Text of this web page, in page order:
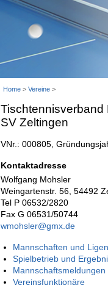
Home > Vereine >
Tischtennisverband
SV Zeltingen
VNr.: 000805,
Kontaktadresse
Wolfgang Mohsler
Weingartenstr. 56, 54492
Tel P 06532/2820
Fax G 06531/50744
wmohsler@gmx.de
Mannschaften und
Spielbetrieb und
Vereinsfunktionäre